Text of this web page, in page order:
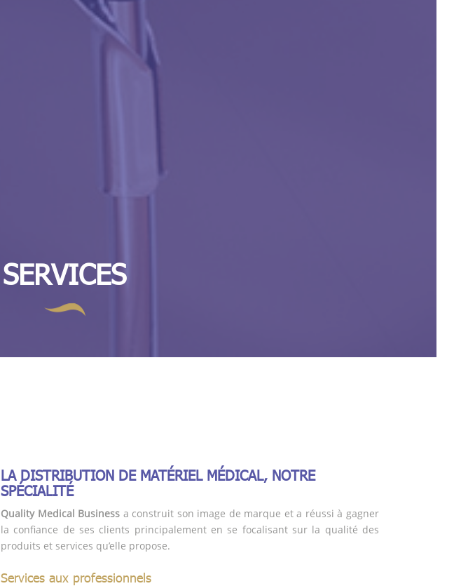
SERVICES
LA DISTRIBUTION DE MATÉRIEL MÉDICAL, NOTRE
SPÉCIALITÉ
Quality Medical Business a construit son image de marque et a réussi à gagner
la confiance de ses clients principalement en se focalisant sur la qualité des
produits et services qu’elle propose.
Services aux professionnels